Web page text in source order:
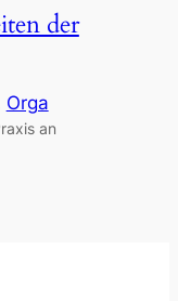
der
Orga
an